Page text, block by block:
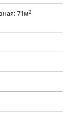
71м2